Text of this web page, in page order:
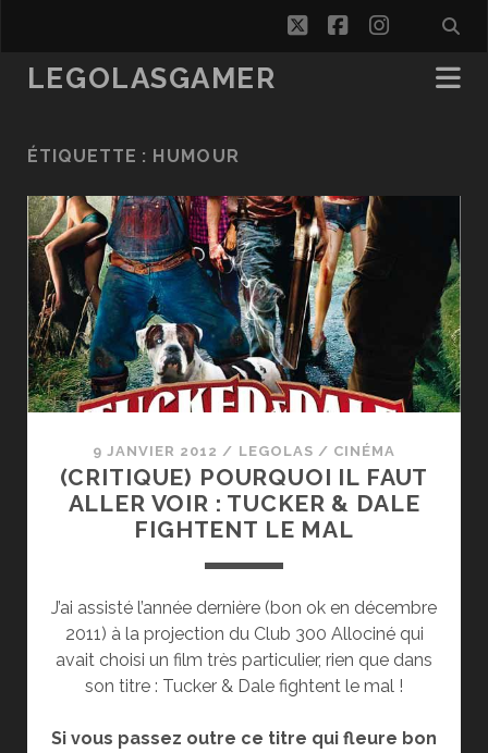
twitterfacebook
LEGOLASGAMER
ÉTIQUETTE : HUMOUR
9 JANVIER 2012 / LEGOLAS / CINÉMA
(CRITIQUE) POURQUOI IL FAUT
ALLER VOIR : TUCKER & DALE
FIGHTENT LE MAL
J’ai assisté l’année dernière (bon ok en décembre
2011) à la projection du Club 300 Allociné qui
avait choisi un film très particulier, rien que dans
son titre : Tucker & Dale fightent le mal !
Si vous passez outre ce titre qui fleure bon